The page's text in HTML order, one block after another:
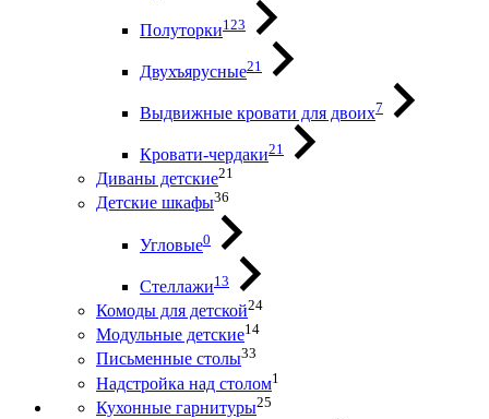
Полуторки123
Двухъярусные21
Выдвижные кровати для двоих7
Кровати-чердаки21
Диваны детские21
Детские шкафы36
Угловые0
Стеллажи13
Комоды для детской24
Модульные детские14
Письменные столы33
Надстройка над столом1
Кухонные гарнитуры25